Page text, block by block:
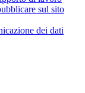
sul sito
dei dati